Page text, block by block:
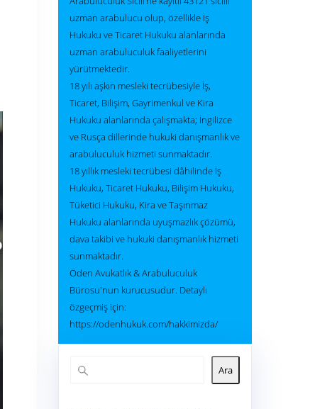
uzman arabulucu olup, özellikle İş
Hukuku ve Ticaret Hukuku alanlarında
uzman arabuluculuk faaliyetlerini
yürütmektedir.
18 yılı aşkın mesleki tecrübesiyle İş,
Ticaret, Bilişim, Gayrimenkul ve Kira
Hukuku alanlarında çalışmakta; İngilizce
ve Rusça dillerinde hukuki danışmanlık ve
arabuluculuk hizmeti sunmaktadır.
18 yıllık mesleki tecrübesi dâhilinde İş
Hukuku, Ticaret Hukuku, Bilişim Hukuku,
Tüketici Hukuku, Kira ve Taşınmaz
Hukuku alanlarında uyuşmazlık çözümü,
dava takibi ve hukuki danışmanlık hizmeti
sunmaktadır.
Öden Avukatlık & Arabuluculuk
Bürosu'nun kurucusudur. Detaylı
özgeçmiş için:
https://odenhukuk.com/hakkimizda/
Ara